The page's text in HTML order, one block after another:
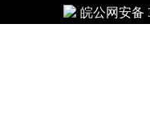
皖公网安备